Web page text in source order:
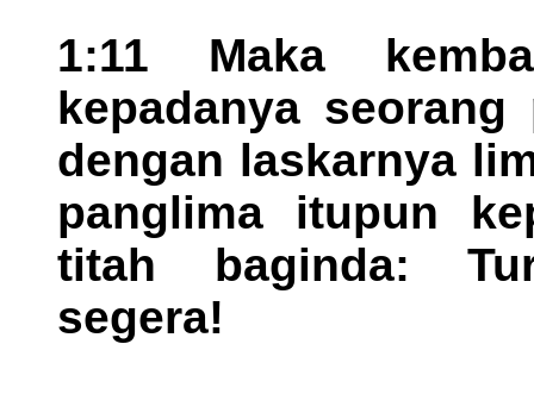
1:11 Maka
kepadanya
dengan laskarnya
panglima itupun
titah baginda:
segera!